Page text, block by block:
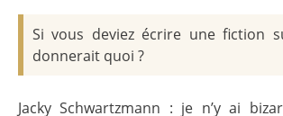
Si vous deviez écrire une fiction
donnerait quoi ?
Jacky Schwartzmann : je n’y ai